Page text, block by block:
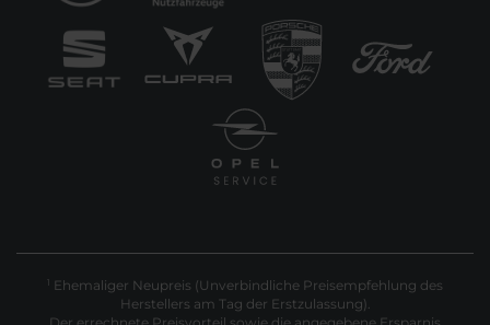
1 Ehemaliger Neupreis (Unverbindliche Preisempfehlung des
Herstellers am Tag der Erstzulassung).